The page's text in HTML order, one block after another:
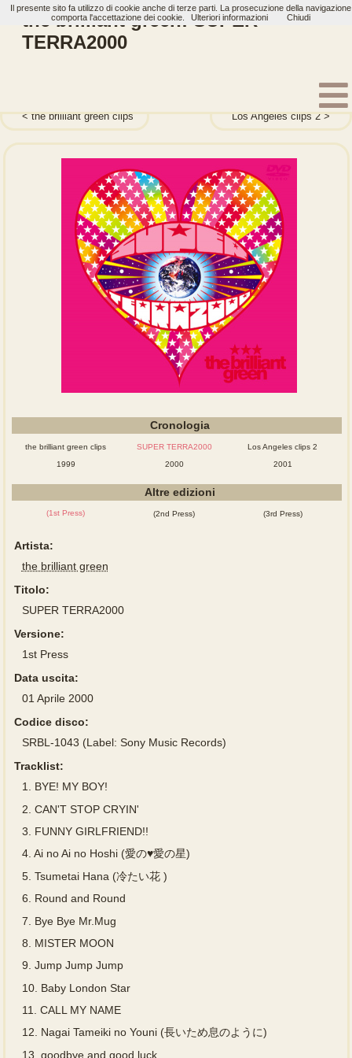
the brilliant green: SUPER
TERRA2000
the brilliant green clips Los Angeles clips 2
Cronologia
the brilliant green clips
1999
SUPER TERRA2000
2000
Los Angeles clips 2
2001
Altre edizioni
(1st Press) (2nd Press) (3rd Press)
Artista:
the brilliant green
Titolo:
SUPER TERRA2000
Versione:
1st Press
Data uscita:
01 Aprile 2000
Codice disco:
SRBL-1043 (Label: Sony Music Records)
Tracklist:
1.
BYE! MY BOY!
2. CAN'T STOP CRYIN'
3.
FUNNY GIRLFRIEND!!
4. Ai no Ai no Hoshi (愛の♥愛の星)
5. Tsumetai Hana (冷たい花 )
6.
Round and Round
7.
Bye Bye Mr.Mug
8.
MISTER MOON
9. Jump Jump Jump
10. Baby London Star
11.
CALL MY NAME
12. Nagai Tameiki no Youni (長いため息のように)
13. goodbye and good luck
Il presente sito fa utilizzo di cookie anche di terze parti. La prosecuzione della navigazione
comporta l'accettazione dei cookie.
Ulteriori informazioni Chiudi